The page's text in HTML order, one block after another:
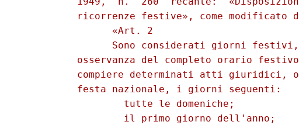
ricorrenze festive», come modificato
                «Art. 2
Sono considerati giorni
osservanza del completo orario
compiere determinati atti giuridici,
          festa nazionale, i giorni seguenti:
                  tutte le domeniche;
                  il primo giorno dell'anno;